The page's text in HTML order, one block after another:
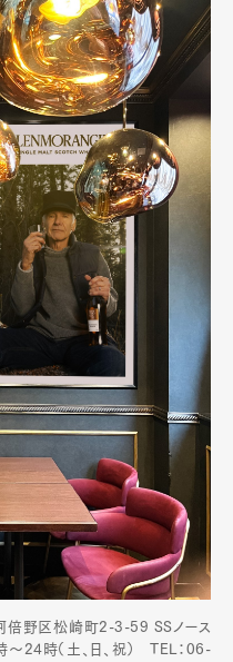
野区松崎町2-3-59 SSノース
24時（土、日、祝） TEL：06-